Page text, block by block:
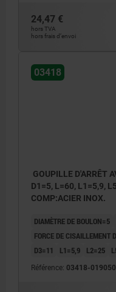
24,47 €
hors TVA
hors frais d’envoi
03418
GOUPILLE D'ARRÊT
D1=5, L=60, L1=5,9,
COMP:ACIER INOX.
DIAMÈTRE DE BOULON=5
FORCE DE CISAILLEMENT
D3=11
L1=5,9 L2=25
Référence: 03418-